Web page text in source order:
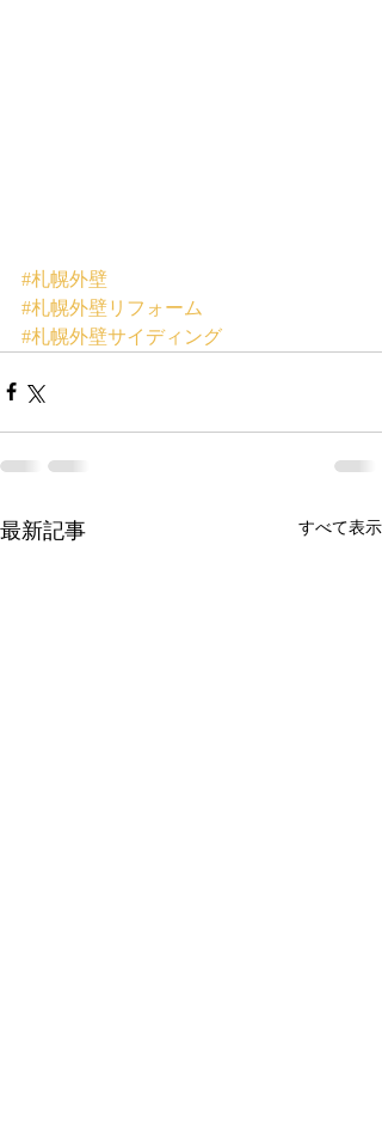
#札幌外壁
#札幌外壁リフォーム
#札幌外壁サイディング
最新記事 すべて表示